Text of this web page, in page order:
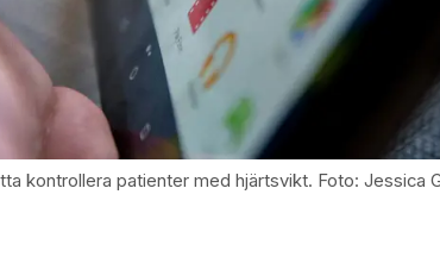
kontrollera patienter med hjärtsvikt. Foto: Jessica